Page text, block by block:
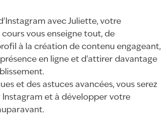
avec Juliette, votre
vous enseigne tout, de
à la création de contenu engageant,
en ligne et d'attirer davantage
et des astuces avancées, vous serez
Instagram et à développer votre